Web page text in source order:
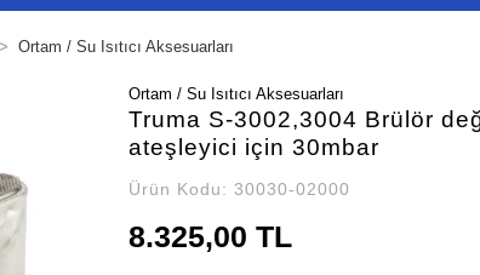
Ortam / Su Isıtıcı Aksesuarları
Ortam / Su Isıtıcı Aksesuarları
Truma S-3002,3004 Brülör
ateşleyici için 30mbar
Ürün Kodu: 30030-02000
8.325,00 TL